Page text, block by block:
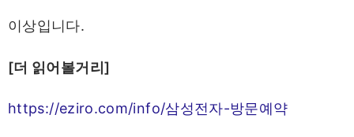
이상입니다.
[더 읽어볼거리]
https://eziro.com/info/삼성전자-방문예약